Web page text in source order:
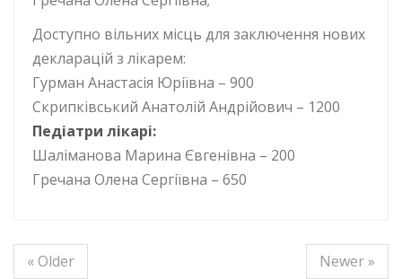
Доступно вільних місць для заключення нових
декларацій з лікарем:
Гурман Анастасія Юріївна – 900
Скрипківський Анатолій Андрійович – 1200
Педіатри лікарі:
Шаліманова Марина Євгенівна – 200
Гречана Олена Сергіївна – 650
« Older
Newer »